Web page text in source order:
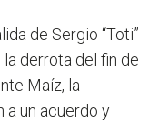
de Sergio “Toti”
derrota del fin de
Maíz, la
a un acuerdo y